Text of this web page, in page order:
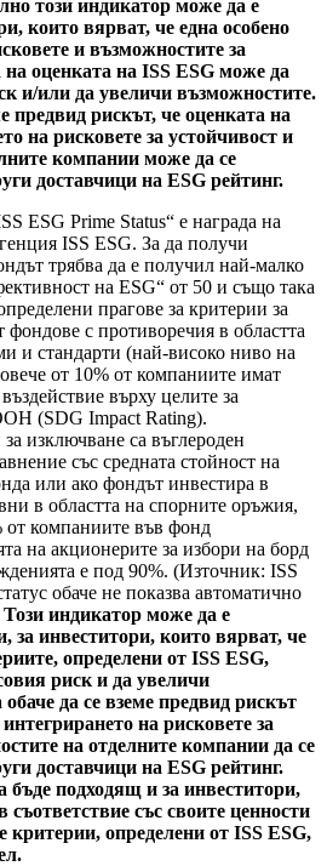
този индикатор може да е
които вярват, че една особено
и възможностите за
на оценката на ISS ESG може да
и/или да увеличи възможностите.
предвид рискът, че оценката на
на рисковете за устойчивост и
компании може да се
доставчици на ESG рейтинг.
ESG Prime Status“ е награда на
ISS ESG. За да получи
трябва да е получил най-малко
на ESG“ от 50 и също така
прагове за критерии за
с противоречия в областта
и стандарти (най-високо ниво на
от 10% от компаниите имат
върху целите за
(SDG Impact Rating).
изключване са въглероден
със средната стойност на
или ако фондът инвестира в
в областта на спорните оръжия,
от компаниите във фонд
на акционерите за избори на борд
е под 90%. (Източник: ISS
обаче не показва автоматично
Този индикатор може да е
за инвеститори, които вярват, че
определени от ISS ESG,
риск и да увеличи
да се вземе предвид рискът
на рисковете за
на отделните компании да се
доставчици на ESG рейтинг.
бъде подходящ и за инвеститори,
със своите ценности
критерии, определени от ISS ESG,